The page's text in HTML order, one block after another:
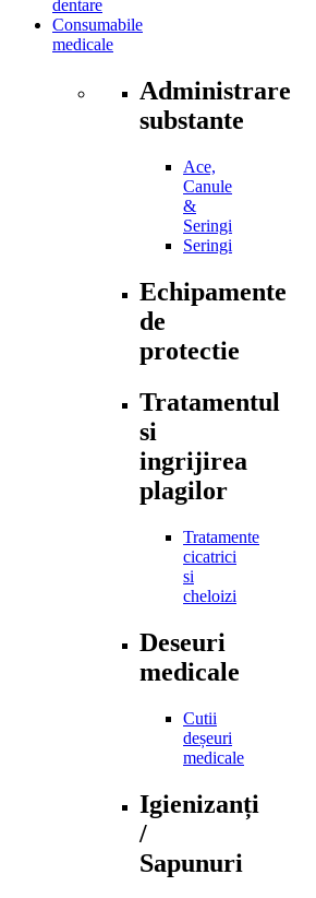
dentare
Consumabile
medicale
Administrare
substante
Ace,
Canule
&
Seringi
Seringi
Echipamente
de
protectie
Tratamentul
si
ingrijirea
plagilor
Tratamente
cicatrici
si
cheloizi
Deseuri
medicale
Cutii
deșeuri
medicale
Igienizanți
/
Sapunuri